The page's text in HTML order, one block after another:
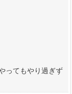
ってもやり過ぎず